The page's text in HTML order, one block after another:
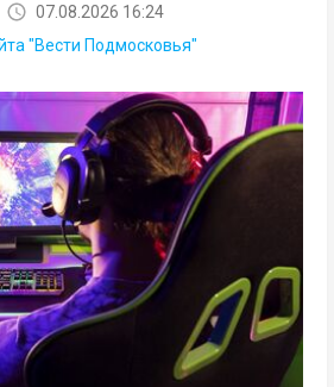
07.08.2026 16:24
"Вести Подмосковья"